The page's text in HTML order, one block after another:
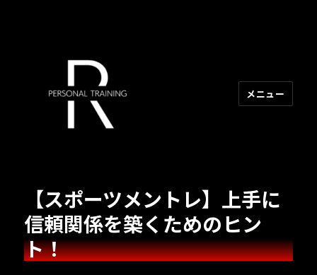
メニュー
【スポーツメントレ】上手に
信頼関係を築くためのヒン
ト！